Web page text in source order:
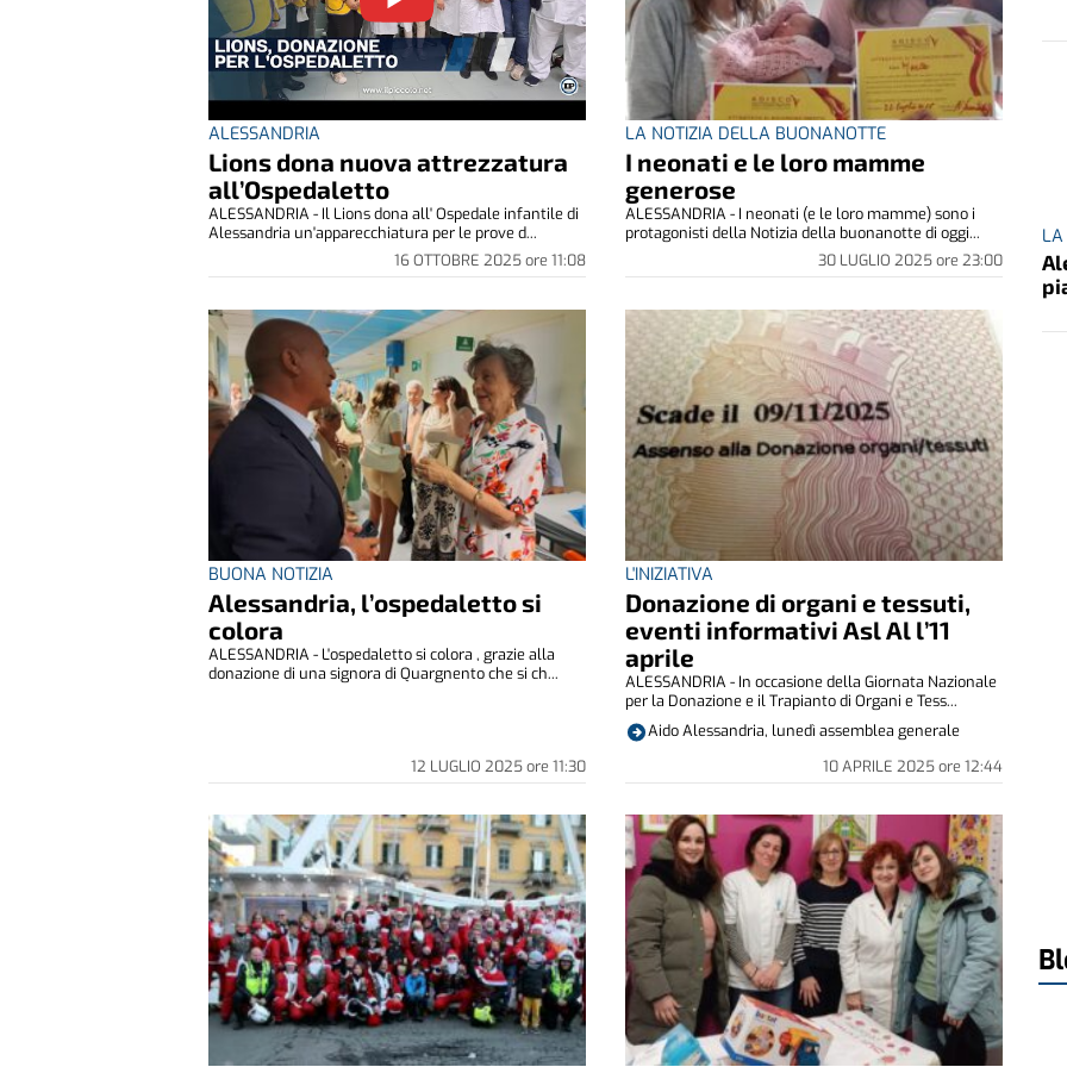
ALESSANDRIA
Lions dona nuova attrezzatura
all’Ospedaletto
16 OTTOBRE 2025ore 11:08
ALESSANDRIA - Il Lions dona all' Ospedale infantile di
Alessandria un'apparecchiatura per le prove d...
LA NOTIZIA DELLA BUONANOTTE
I neonati e le loro mamme
generose
30 LUGLIO 2025ore 23:00
ALESSANDRIA - I neonati (e le loro mamme) sono i
protagonisti della Notizia della buonanotte di oggi...
BUONA NOTIZIA
Alessandria, l’ospedaletto si
colora
12 LUGLIO 2025ore 11:30
ALESSANDRIA - L'ospedaletto si colora , grazie alla
donazione di una signora di Quargnento che si ch...
L'INIZIATIVA
Donazione di organi e tessuti,
eventi informativi Asl Al l’11
aprile
10 APRILE 2025ore 12:44
ALESSANDRIA - In occasione della Giornata Nazionale
per la Donazione e il Trapianto di Organi e Tess...
Aido Alessandria, lunedì assemblea generale
LA